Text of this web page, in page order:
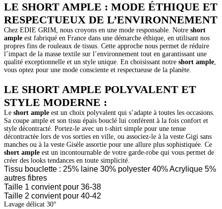
LE SHORT AMPLE : MODE ÉTHIQUE ET
RESPECTUEUX DE L’ENVIRONNEMENT
Chez EDIE GRIM, nous croyons en une mode responsable. Notre short
ample est fabriqué en France dans une démarche éthique, en utilisant nos
propres fins de rouleaux de tissus. Cette approche nous permet de réduire
l’impact de la masse textile sur l’environnement tout en garantissant une
qualité exceptionnelle et un style unique. En choisissant notre short ample,
vous optez pour une mode consciente et respectueuse de la planète.
LE SHORT AMPLE POLYVALENT ET
STYLE MODERNE :
Le short ample est un choix polyvalent qui s’adapte à toutes les occasions.
Sa coupe ample et son tissu épais bouclé lui confèrent à la fois confort et
style décontracté. Portez-le avec un t-shirt simple pour une tenue
décontractée lors de vos sorties en ville, ou associez-le à la veste Gigi sans
manches ou à la veste Gisèle assortie pour une allure plus sophistiquée. Ce
short ample est un incontournable de votre garde-robe qui vous permet de
créer des looks tendances en toute simplicité.
Tissu bouclette : 25% laine 30% polyester 40% Acrylique 5%
autres fibres
Taille 1 convient pour 36-38
Taille 2 convient pour 40-42
Lavage délicat 30°